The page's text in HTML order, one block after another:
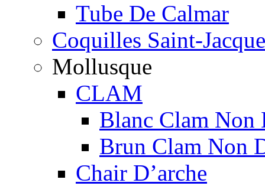
Tube De Calmar
Coquilles Saint-
Mollusque
CLAM
Blanc Clam Non
Brun Clam Non
Chair D’arche